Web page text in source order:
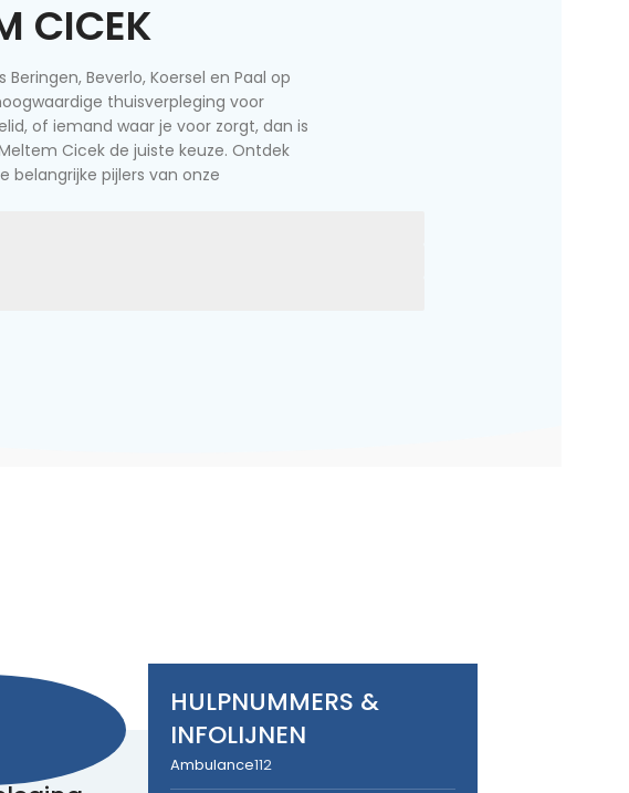
CICEK
Beringen, Beverlo, Koersel en Paal op
thuisverpleging voor
of iemand waar je voor zorgt, dan is
Cicek de juiste keuze. Ontdek
belangrijke pijlers van onze
HULPNUMMERS &
INFOLIJNEN
Ambulance112